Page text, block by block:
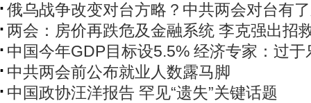
俄乌战争改变对台方略？中共两会对台有
两会：房价再跌危及金融系统 李克强出招
中国今年GDP目标设5.5% 经济专家：过于
中共两会前公布就业人数露马脚
中国政协汪洋报告 罕见“遗失”关键话题